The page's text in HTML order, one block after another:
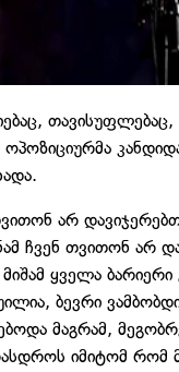
არ
ჩვენ თვითონ არ
ყველა
ბევრი
მაგრამ,
იმიტომ რომ